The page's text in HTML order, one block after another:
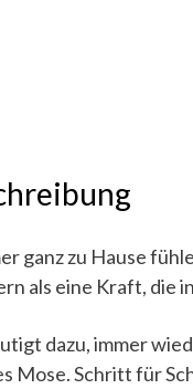
ganz zu Hause
als eine Kraft, die
dazu, immer
Mose. Schritt für